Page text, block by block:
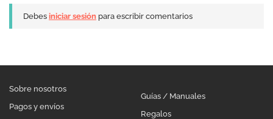
Debes iniciar sesión para escribir comentarios
Sobre nosotros
Pagos y envíos
Guías / Manuales
Regalos